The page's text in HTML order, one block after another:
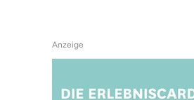
Anzeige